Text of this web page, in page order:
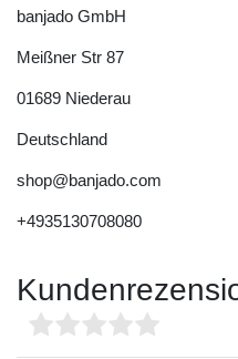
banjado GmbH
Meißner Str 87
01689 Niederau
Deutschland
shop@banjado.com
+4935130708080